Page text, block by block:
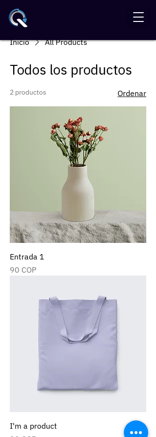
Inicio All Products
Todos los productos
2 productos Ordenar
Entrada 1
Precio
90 COP
I'm a product